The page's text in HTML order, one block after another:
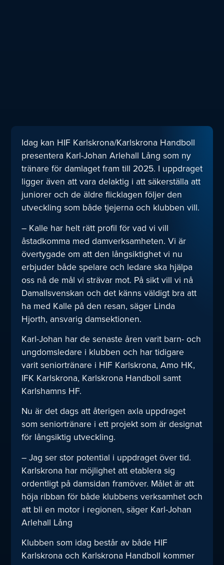
Idag kan HIF Karlskrona/Karlskrona Handboll
presentera Karl-Johan Arlehall Lång som ny
tränare för damlaget fram till 2025. I uppdraget
ligger även att vara delaktig i att säkerställa att
juniorer och de äldre flicklagen följer den
utveckling som både tjejerna och klubben vill.
– Kalle har helt rätt profil för vad vi vill
åstadkomma med damverksamheten. Vi är
övertygade om att den långsiktighet vi nu
erbjuder både spelare och ledare ska hjälpa
oss nå de mål vi strävar mot. På sikt vill vi nå
Damallsvenskan och det känns väldigt bra att
ha med Kalle på den resan, säger Linda
Hjorth, ansvarig damsektionen.
Karl-Johan har de senaste åren varit barn- och
ungdomsledare i klubben och har tidigare
varit seniortränare i HIF Karlskrona, Amo HK,
IFK Karlskrona, Karlskrona Handboll samt
Karlshamns HF.
Nu är det dags att återigen axla uppdraget
som seniortränare i ett projekt som är designat
för långsiktig utveckling.
– Jag ser stor potential i uppdraget över tid.
Karlskrona har möjlighet att etablera sig
ordentligt på damsidan framöver. Målet är att
höja ribban för både klubbens verksamhet och
att bli en motor i regionen, säger Karl-Johan
Arlehall Lång
Klubben som idag består av både HIF
Karlskrona och Karlskrona Handboll kommer